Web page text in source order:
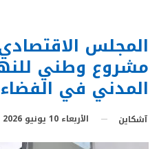
المجلس
مشروع وطني
المدني في
آشكاين الأربعاء 10 يونيو 2026 - 23:00